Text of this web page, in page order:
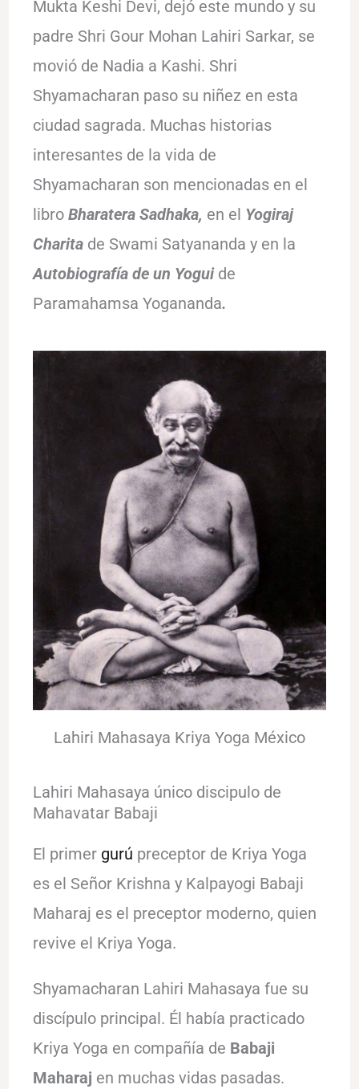
Mukta Keshi Devi, dejó este mundo y su
padre Shri Gour Mohan Lahiri Sarkar, se
movió de Nadia a Kashi. Shri
Shyamacharan paso su niñez en esta
ciudad sagrada. Muchas historias
interesantes de la vida de
Shyamacharan son mencionadas en el
libro Bharatera Sadhaka, en el Yogiraj
Charita de Swami Satyananda y en la
Autobiografía de un Yoguide
Paramahamsa Yogananda.
Lahiri Mahasaya Kriya Yoga México
Lahiri Mahasaya único discipulo de
Mahavatar Babaji
El primer gurú preceptor de Kriya Yoga
es el Señor Krishna y Kalpayogi Babaji
Maharaj es el preceptor moderno, quien
revive el Kriya Yoga.
Shyamacharan Lahiri Mahasaya fue su
discípulo principal. Él había practicado
Kriya Yoga en compañía de Babaji
Maharaj en muchas vidas pasadas.